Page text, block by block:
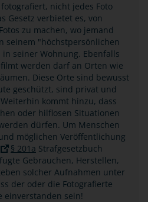
nicht jedes Foto
Gesetz verbietet es, von
zu machen, wo jemand
seinem "höchstpersönlichen
seiner Wohnung. Ebenfalls
werden darf an Orten wie
Diese Orte sind bewusst
geschützt, sind privat und
kommt hinzu, dass
oder hilflosen Situationen
dürfen. Um Menschen
möglichen Veröffentlichung
§ 201a Strafgesetzbuch
Gebrauchen, Herstellen,
solcher Aufnahmen unter
der oder die Fotografierte
einverstanden sein!